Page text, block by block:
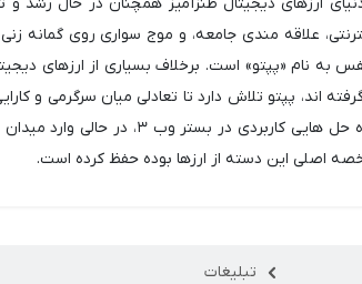
علاقه مندی جامعه، و موج سواری روی گمانه
به نام «پپتو» است. برخلاف بسیاری از ارزهای
اند، پپتو تلاش دارد تا تعادلی میان سرگرمی و
با هدف ارائه راه حل هایی کاربردی
اصلی این دسته از ارزها بوده حفظ کرده است.
تبلیغات